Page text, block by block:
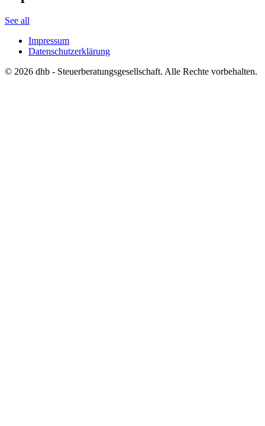
See all
Impressum
Datenschutzerklärung
© 2026 dhb - Steuerberatungsgesellschaft. Alle Rechte vorbehalten.